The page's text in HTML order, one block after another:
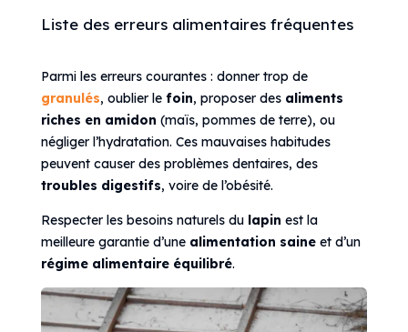
Liste des erreurs alimentaires fréquentes
Parmi les erreurs courantes : donner trop de
granulés, oublier le foin, proposer des aliments
riches en amidon (maïs, pommes de terre), ou
négliger l’hydratation. Ces mauvaises habitudes
peuvent causer des problèmes dentaires, des
troubles digestifs, voire de l’obésité.
Respecter les besoins naturels du lapin est la
meilleure garantie d’une alimentation saineet d’un
régime alimentaire équilibré.